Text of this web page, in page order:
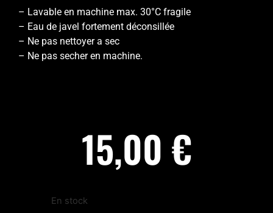
– Lavable en machine max. 30°C fragile
– Eau de javel fortement déconsillée
– Ne pas nettoyer a sec
– Ne pas secher en machine.
15,00 €
En stock